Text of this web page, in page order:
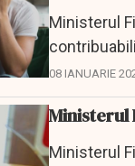
Ministerul
a
08 IANUARIE
Ministerul
Ministerul